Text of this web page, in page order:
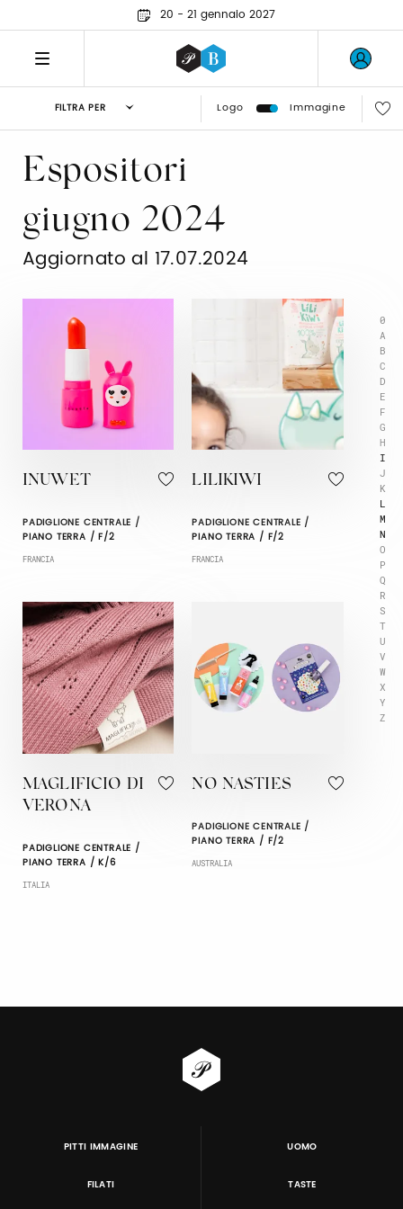
20 - 21 gennaio 2027
FILTRA PER Logo Immagine
0
A
B
C
D
E
F
G
H
I
J
K
L
M
N
O
P
Q
R
S
T
U
V
W
X
Y
Z
Espositori
giugno 2024
Aggiornato al 17.07.2024
INUWET
PADIGLIONE CENTRALE /
PIANO TERRA / F/2
FRANCIA
LILIKIWI
PADIGLIONE CENTRALE /
PIANO TERRA / F/2
FRANCIA
MAGLIFICIO DI
VERONA
PADIGLIONE CENTRALE /
PIANO TERRA / K/6
ITALIA
NO NASTIES
PADIGLIONE CENTRALE /
PIANO TERRA / F/2
AUSTRALIA
PITTI IMMAGINE UOMO
FILATI TASTE